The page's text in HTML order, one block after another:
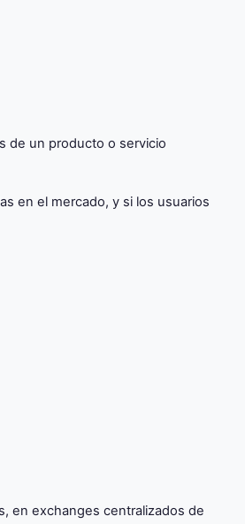
de un producto o servicio
en el mercado, y si los usuarios
en exchanges centralizados de